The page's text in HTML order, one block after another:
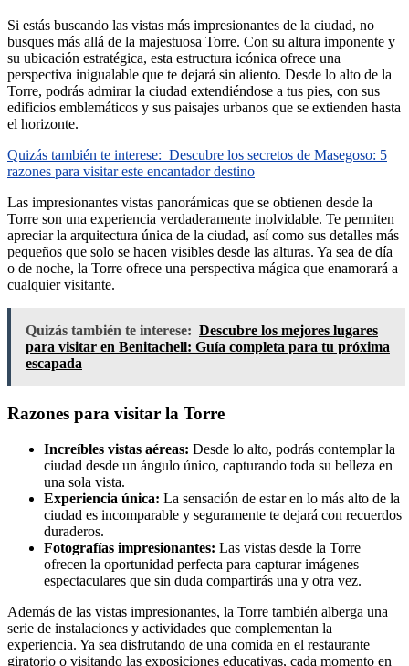
Si estás buscando las vistas más impresionantes de la ciudad, no
busques más allá de la majestuosa Torre. Con su altura imponente y
su ubicación estratégica, esta estructura icónica ofrece una
perspectiva inigualable que te dejará sin aliento. Desde lo alto de la
Torre, podrás admirar la ciudad extendiéndose a tus pies, con sus
edificios emblemáticos y sus paisajes urbanos que se extienden hasta
el horizonte.
Quizás también te interese: Descubre los secretos de Masegoso: 5
razones para visitar este encantador destino
Las impresionantes vistas panorámicas que se obtienen desde la
Torre son una experiencia verdaderamente inolvidable. Te permiten
apreciar la arquitectura única de la ciudad, así como sus detalles más
pequeños que solo se hacen visibles desde las alturas. Ya sea de día
o de noche, la Torre ofrece una perspectiva mágica que enamorará a
cualquier visitante.
Quizás también te interese: Descubre los mejores lugares
para visitar en Benitachell: Guía completa para tu próxima
escapada
Razones para visitar la Torre
Increíbles vistas aéreas: Desde lo alto, podrás contemplar la
ciudad desde un ángulo único, capturando toda su belleza en
una sola vista.
Experiencia única: La sensación de estar en lo más alto de la
ciudad es incomparable y seguramente te dejará con recuerdos
duraderos.
Fotografías impresionantes: Las vistas desde la Torre
ofrecen la oportunidad perfecta para capturar imágenes
espectaculares que sin duda compartirás una y otra vez.
Además de las vistas impresionantes, la Torre también alberga una
serie de instalaciones y actividades que complementan la
experiencia. Ya sea disfrutando de una comida en el restaurante
giratorio o visitando las exposiciones educativas, cada momento en